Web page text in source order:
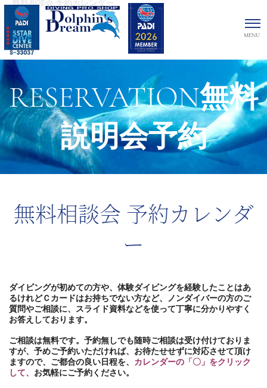
無料相談会 予約カレンダー
RESERVATION無料
説明会予約
無料相談会 予約カレンダ
ー
ダイビングが初めての方や、体験ダイビングを経験したことはあ
るけれどＣカードはお持ちでない方など、ノンダイバーの方のご
質問やご相談に、スライド資料などを使って丁寧に分かりやすく
お答えしております。
ご相談は無料です。予約無しでも随時ご相談は受け付けておりま
すが、予めご予約いただければ、お待たせせずに対応させて頂け
ますので、ご都合の良い日程を、 カレンダーの「〇」をクリック
して、 お気軽にご予約ください。